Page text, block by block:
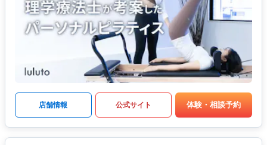
店舗情報 公式サイト 体験・相談予約